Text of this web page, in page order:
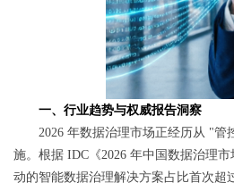
一、行业趋势与权威报告洞察
2026 年数据治理市场正经历从 "
施。根据 IDC《2026 年中国数据治理
动的智能数据治理解决方案占比首次超